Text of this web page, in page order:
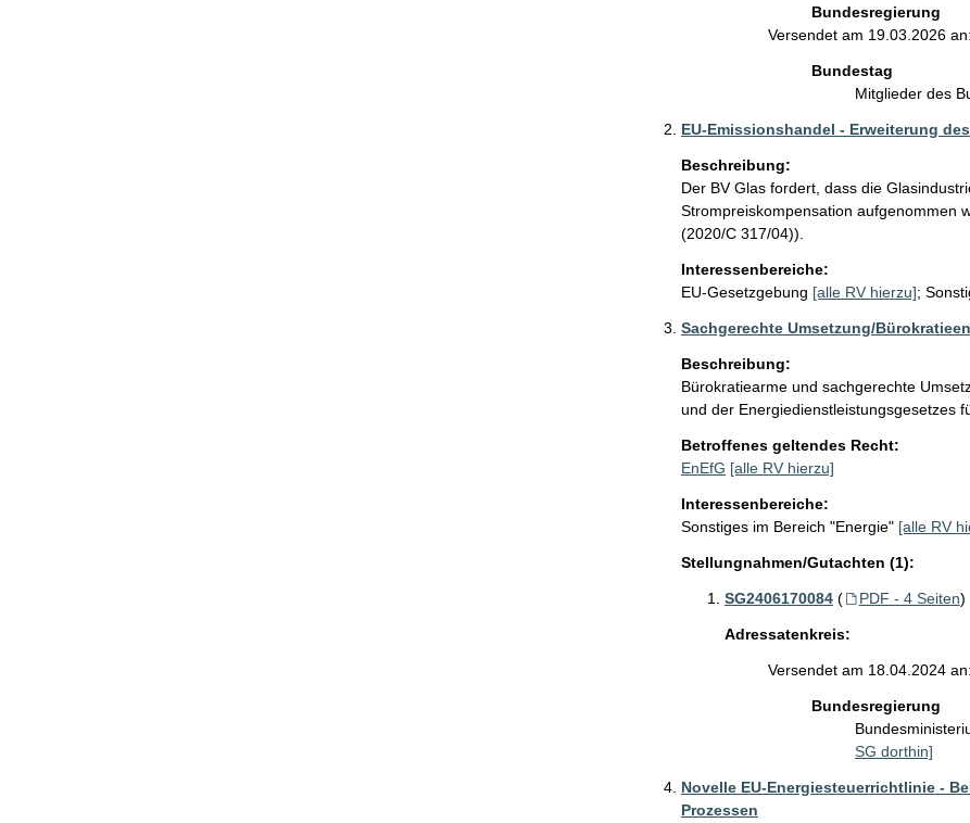
Bundesregierung
Versendet am 19.03.2026 an:
Bundestag
Mitglieder des
EU-Emissionshandel - Erweiterung
Beschreibung:
Der BV Glas fordert, dass die
Strompreiskompensation aufgenommen
(2020/C 317/04)).
Interessenbereiche:
EU-Gesetzgebung [alle RV hierzu];
Sachgerechte Umsetzung/
Beschreibung:
Bürokratiearme und sachgerechte
und der Energiedienstleistungsgesetzes
Betroffenes geltendes Recht:
EnEfG [alle RV hierzu]
Interessenbereiche:
Sonstiges im Bereich "Energie" [alle RV
Stellungnahmen/Gutachten (1):
SG2406170084 ( PDF - 4 Seiten)
Adressatenkreis:
Versendet am 18.04.2024 an:
Bundesregierung
SG dorthin]
Novelle EU-Energiesteuerrichtlinie -
Prozessen